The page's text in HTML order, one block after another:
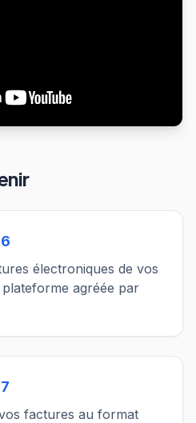
électroniques de vos
agréée par
factures au format